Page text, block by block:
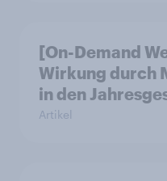
[On-Demand
Wirkung durch
in den
Artikel